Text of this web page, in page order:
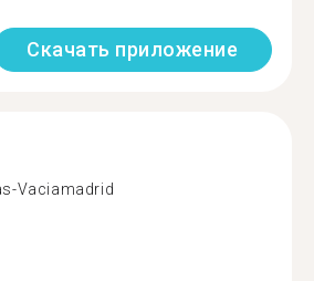
Скачать приложение
Vaciamadrid